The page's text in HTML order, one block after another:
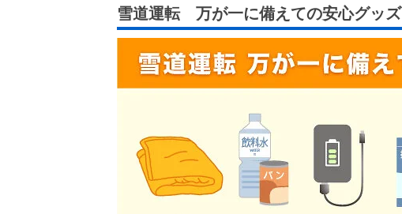
雪道運転 万が一に備えての安心グッズ